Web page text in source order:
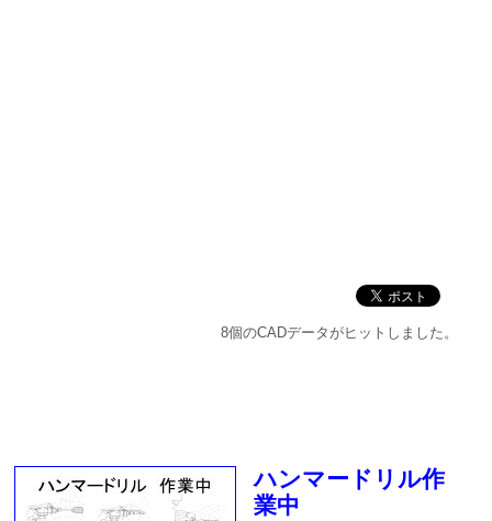
8個のCADデータがヒットしました。
ハンマードリル作
業中